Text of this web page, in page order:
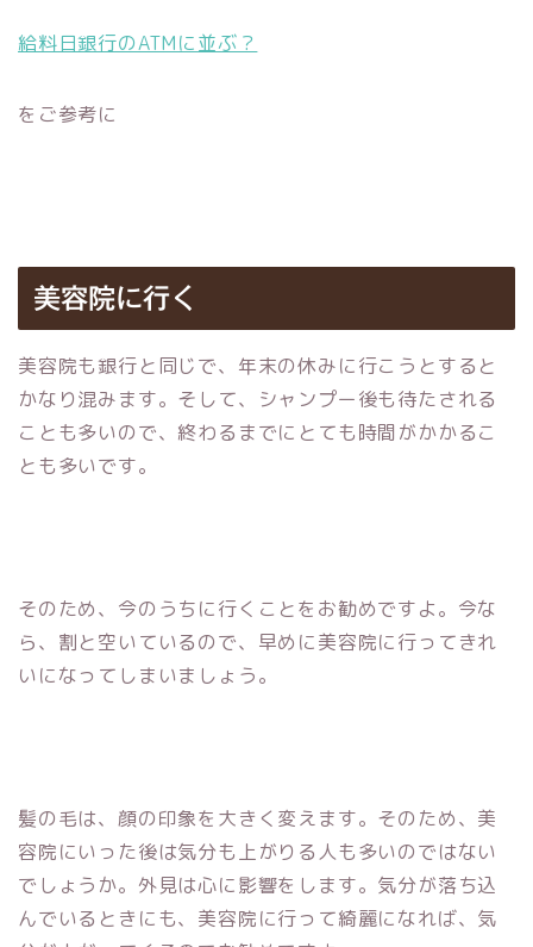
給料日銀行のATMに並ぶ？
をご参考に
美容院に行く
美容院も銀行と同じで、年末の休みに行こうとすると
かなり混みます。そして、シャンプー後も待たされる
ことも多いので、終わるまでにとても時間がかかるこ
とも多いです。
そのため、今のうちに行くことをお勧めですよ。今な
ら、割と空いているので、早めに美容院に行ってきれ
いになってしまいましょう。
髪の毛は、顔の印象を大きく変えます。そのため、美
容院にいった後は気分も上がりる人も多いのではない
でしょうか。外見は心に影響をします。気分が落ち込
んでいるときにも、美容院に行って綺麗になれば、気